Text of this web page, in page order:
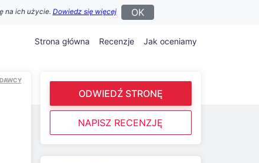
na ich użycie. Dowiedz się więcej OK
Strona główna Recenzje Jak oceniamy
ODWIEDŹ STRONĘ
NAPISZ RECENZJĘ